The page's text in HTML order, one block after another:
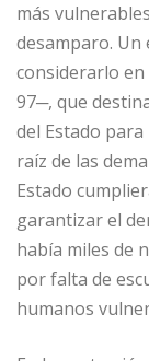
más
desamparo.
considerarlo en
97─, que
del Estado
raíz de las
Estado
garantizar el
había miles de
por falta de
humanos